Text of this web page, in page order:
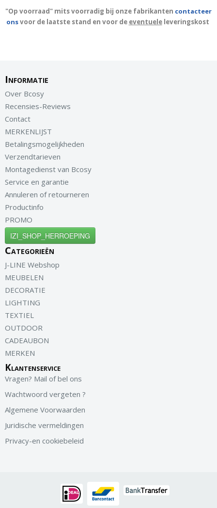
"Op voorraad" mits voorradig bij onze fabrikanten contacteer
onsvoor de laatste stand en voor de eventueleleveringskost
Informatie
Over Bcosy
Recensies-Reviews
Contact
MERKENLIJST
Betalingsmogelijkheden
Verzendtarieven
Montagedienst van Bcosy
Service en garantie
Annuleren of retourneren
Productinfo
PROMO
IZI_SHOP_HERROEPING
Categorieën
J-LINE Webshop
MEUBELEN
DECORATIE
LIGHTING
TEXTIEL
OUTDOOR
CADEAUBON
MERKEN
Klantenservice
Vragen? Mail of bel ons
Wachtwoord vergeten ?
Algemene Voorwaarden
Juridische vermeldingen
Privacy-en cookiebeleid